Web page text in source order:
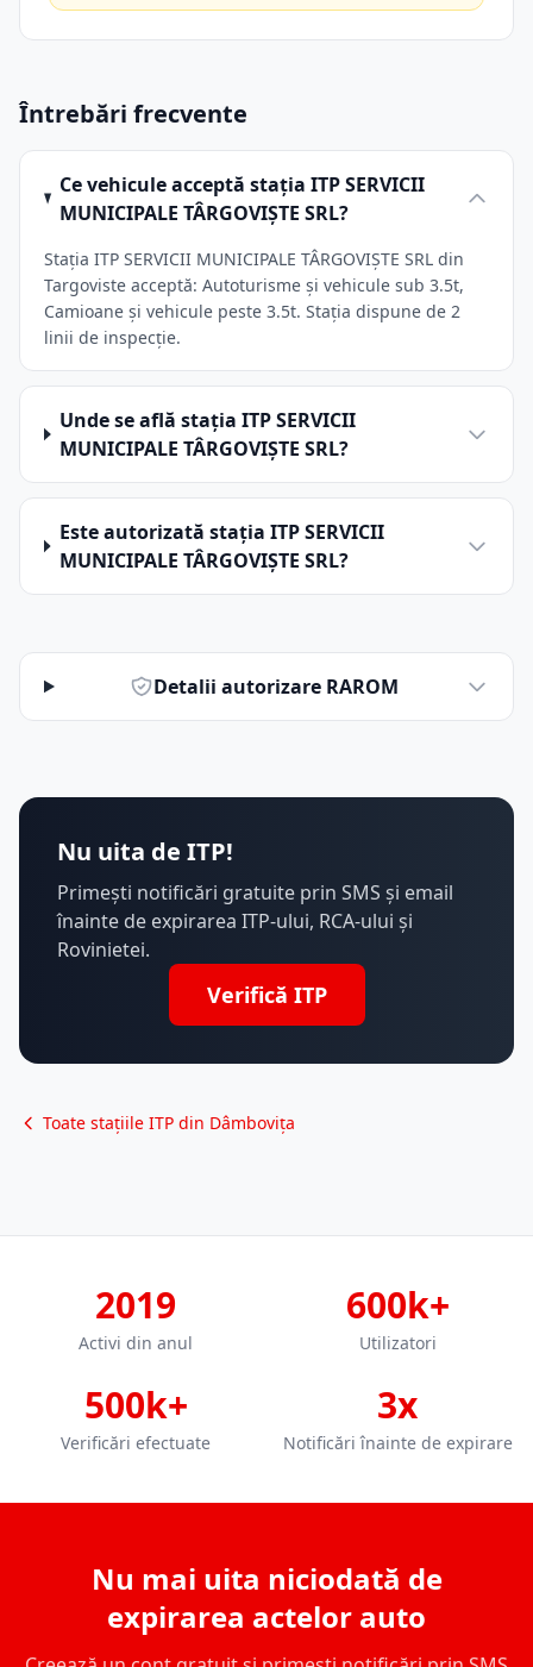
Întrebări frecvente
Ce vehicule acceptă stația ITP SERVICII
MUNICIPALE TÂRGOVIŞTE SRL?
Stația ITP SERVICII MUNICIPALE TÂRGOVIŞTE SRL din
Targoviste acceptă: Autoturisme și vehicule sub 3.5t,
Camioane și vehicule peste 3.5t. Stația dispune de 2
linii de inspecție.
Unde se află stația ITP SERVICII
MUNICIPALE TÂRGOVIŞTE SRL?
Este autorizată stația ITP SERVICII
MUNICIPALE TÂRGOVIŞTE SRL?
Detalii autorizare RAROM
Nu uita de ITP!
Primești notificări gratuite prin SMS și email
înainte de expirarea ITP-ului, RCA-ului și
Rovinietei.
Verifică ITP
Toate stațiile ITP din Dâmbovița
2019
Activi din anul
600k+
Utilizatori
500k+
Verificări efectuate
3x
Notificări înainte de expirare
Nu mai uita niciodată de
expirarea actelor auto